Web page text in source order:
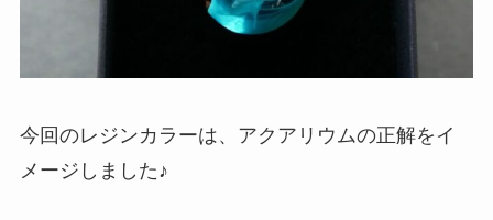
今回のレジンカラーは、アクアリウムの正解をイ
メージしました♪